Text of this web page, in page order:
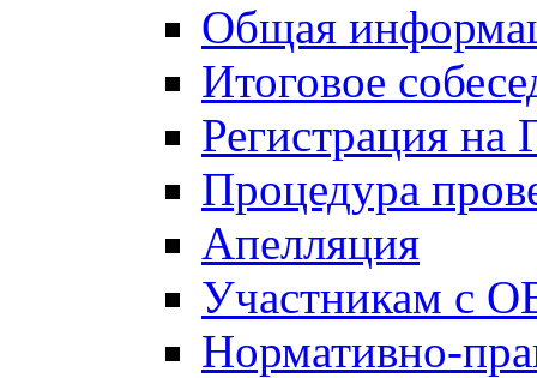
Общая
Итоговое
Регистрация
Процедура
Апелляция
Участникам с
Нормативно-